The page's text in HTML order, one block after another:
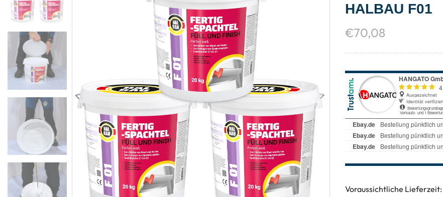
HALBAU F01
€70,08
Voraussichtliche Lieferzeit: